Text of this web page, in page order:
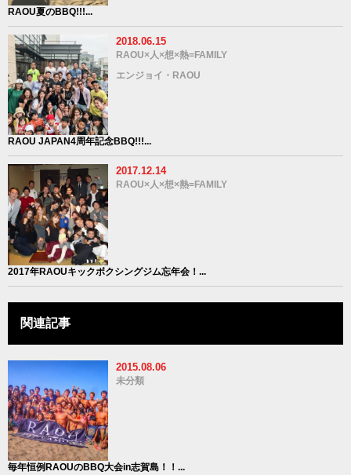
RAOU夏のBBQ!!!...
2018.06.15
RAOU×人×想×熱=FAMILY
エンジョイ・RAOU
RAOU JAPAN4周年記念BBQ!!!...
2017.12.14
RAOU×人×想×熱=FAMILY
2017年RAOUキックボクシングジム忘年会！...
関連記事
2015.08.06
未分類
毎年恒例RAOUのBBQ大会in志賀島！！...